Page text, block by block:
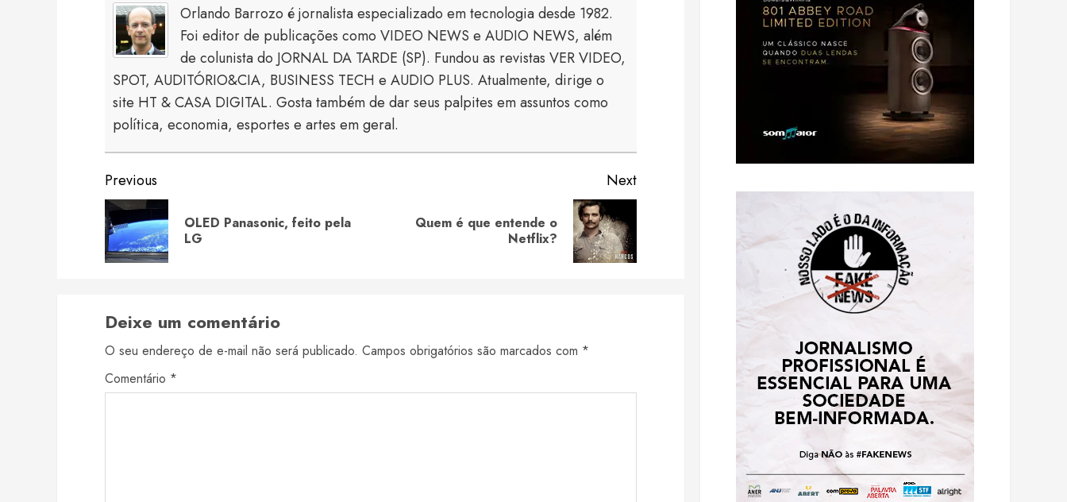
Orlando Barrozo é jornalista especializado em tecnologia desde 1982.
Foi editor de publicações como VIDEO NEWS e AUDIO NEWS, além
de colunista do JORNAL DA TARDE (SP). Fundou as revistas VER VIDEO,
SPOT, AUDITÓRIO&CIA, BUSINESS TECH e AUDIO PLUS. Atualmente, dirige o
site HT & CASA DIGITAL. Gosta também de dar seus palpites em assuntos como
política, economia, esportes e artes em geral.
Continue
Reading
Previous
Previous
OLED Panasonic, feito pela
LG
Next
Quem é que entende o
Netflix?
Deixe um comentário
O seu endereço de e-mail não será publicado. Campos obrigatórios são marcados com *
Comentário *